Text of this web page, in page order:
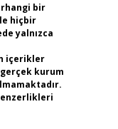
bir
hiçbir
yalnızca
içerikler
kurum